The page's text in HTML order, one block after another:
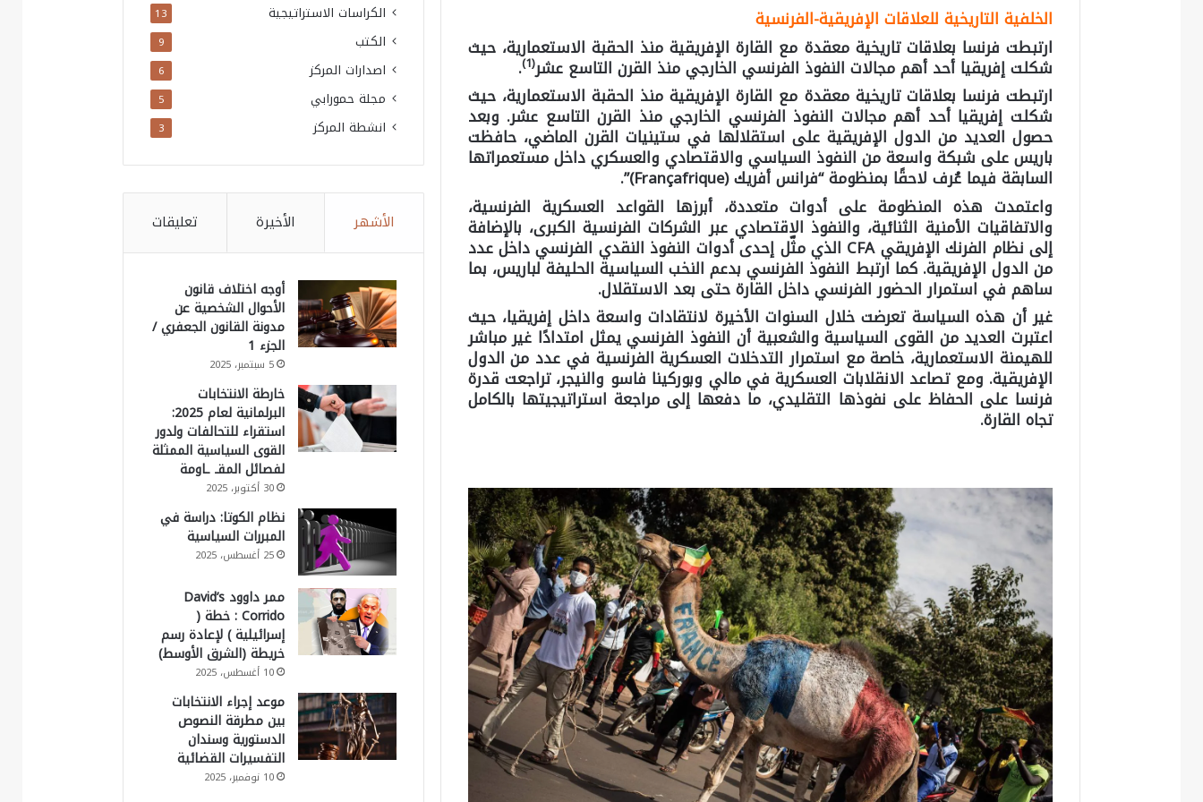
الخلفية التاريخية للعلاقات الإفريقية-الفرنسية
ارتبطت فرنسا بعلاقات تاريخية معقدة مع القارة الإفريقية منذ الحقبة الاستعمارية، حيث
شكلت إفريقيا أحد أهم مجالات النفوذ الفرنسي الخارجي منذ القرن التاسع عشر(
1)
.
ارتبطت فرنسا بعلاقات تاريخية معقدة مع القارة الإفريقية منذ الحقبة الاستعمارية، حيث
شكلت إفريقيا أحد أهم مجالات النفوذ الفرنسي الخارجي منذ القرن التاسع عشر. وبعد
حصول العديد من الدول الإفريقية على استقلالها في ستينيات القرن الماضي، حافظت
باريس على شبكة واسعة من النفوذ السياسي والاقتصادي والعسكري داخل مستعمراتها
السابقة فيما عُرف لاحقًا بمنظومة “فرانس أفريك (Françafrique)”.
واعتمدت هذه المنظومة على أدوات متعددة، أبرزها القواعد العسكرية الفرنسية،
والاتفاقيات الأمنية الثنائية، والنفوذ الاقتصادي عبر الشركات الفرنسية الكبرى، بالإضافة
إلى نظام الفرنك الإفريقي CFA الذي مثّل إحدى أدوات النفوذ النقدي الفرنسي داخل عدد
من الدول الإفريقية. كما ارتبط النفوذ الفرنسي بدعم النخب السياسية الحليفة لباريس، بما
ساهم في استمرار الحضور الفرنسي داخل القارة حتى بعد الاستقلال.
غير أن هذه السياسة تعرضت خلال السنوات الأخيرة لانتقادات واسعة داخل إفريقيا، حيث
اعتبرت العديد من القوى السياسية والشعبية أن النفوذ الفرنسي يمثل امتدادًا غير مباشر
للهيمنة الاستعمارية، خاصة مع استمرار التدخلات العسكرية الفرنسية في عدد من الدول
الإفريقية. ومع تصاعد الانقلابات العسكرية في مالي وبوركينا فاسو والنيجر، تراجعت قدرة
فرنسا على الحفاظ على نفوذها التقليدي، ما دفعها إلى مراجعة استراتيجيتها بالكامل
تجاه القارة.
الكراسات الاستراتيجية 13
الكتب 9
اصدارات المركز 6
مجلة حمورابي 5
انشطة المركز 3
الأشهر الأخيرة تعليقات
أوجه اختلاف قانون
الأحوال الشخصية عن
مدونة القانون الجعفري /
الجزء 1
5 سبتمبر، 2025
خارطة الانتخابات
البرلمانية لعام 2025:
استقراء للتحالفات ولدور
القوى السياسية الممثلة
لفصائل المقـ ـاومة
30 أكتوبر، 2025
نظام الكوتا: دراسة في
المبررات السياسية
25 أغسطس، 2025
ممر داوود David’s
Corrido : خطة (
إسرائيلية ) لإعادة رسم
خريطة (الشرق الأوسط)
10 أغسطس، 2025
موعد إجراء الانتخابات
بين مطرقة النصوص
الدستورية وسندان
التفسيرات القضائية
10 نوفمبر، 2025